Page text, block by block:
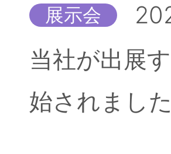
展示会
当社が出展
始されました